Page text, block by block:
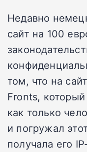
Недавно
сайт на 100
том, что на
Fronts,
как только
и погружал
получала его